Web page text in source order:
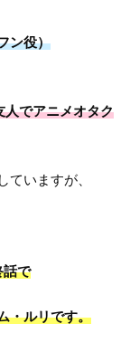
ン役）
人でアニメオタク
ていますが、
話で
・ルリです。